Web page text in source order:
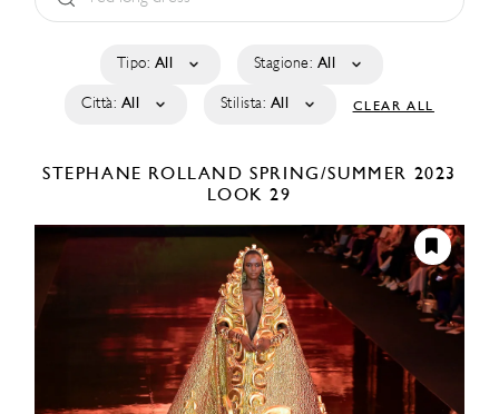
Tipo: All Stagione: All
Città: All Stilista: All CLEAR ALL
STEPHANE ROLLANDSPRING/SUMMER 2023
LOOK 29